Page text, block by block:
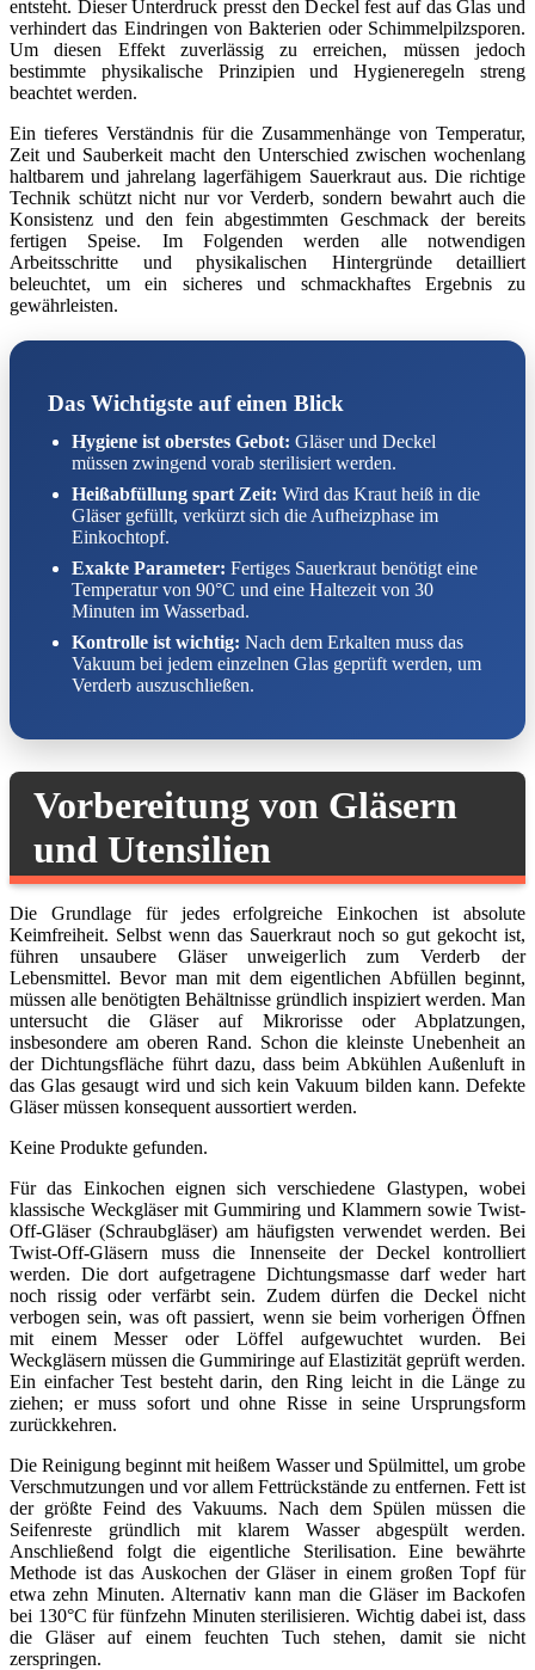
entsteht. Dieser Unterdruck presst den Deckel fest auf das Glas und
verhindert das Eindringen von Bakterien oder Schimmelpilzsporen.
Um diesen Effekt zuverlässig zu erreichen, müssen jedoch
bestimmte physikalische Prinzipien und Hygieneregeln streng
beachtet werden.
Ein tieferes Verständnis für die Zusammenhänge von Temperatur,
Zeit und Sauberkeit macht den Unterschied zwischen wochenlang
haltbarem und jahrelang lagerfähigem Sauerkraut aus. Die richtige
Technik schützt nicht nur vor Verderb, sondern bewahrt auch die
Konsistenz und den fein abgestimmten Geschmack der bereits
fertigen Speise. Im Folgenden werden alle notwendigen
Arbeitsschritte und physikalischen Hintergründe detailliert
beleuchtet, um ein sicheres und schmackhaftes Ergebnis zu
gewährleisten.
Das Wichtigste auf einen Blick
Hygiene ist oberstes Gebot: Gläser und Deckel
müssen zwingend vorab sterilisiert werden.
Heißabfüllung spart Zeit: Wird das Kraut heiß in die
Gläser gefüllt, verkürzt sich die Aufheizphase im
Einkochtopf.
Exakte Parameter: Fertiges Sauerkraut benötigt eine
Temperatur von 90°C und eine Haltezeit von 30
Minuten im Wasserbad.
Kontrolle ist wichtig: Nach dem Erkalten muss das
Vakuum bei jedem einzelnen Glas geprüft werden, um
Verderb auszuschließen.
Vorbereitung von Gläsern
und Utensilien
Die Grundlage für jedes erfolgreiche Einkochen ist absolute
Keimfreiheit. Selbst wenn das Sauerkraut noch so gut gekocht ist,
führen unsaubere Gläser unweigerlich zum Verderb der
Lebensmittel. Bevor man mit dem eigentlichen Abfüllen beginnt,
müssen alle benötigten Behältnisse gründlich inspiziert werden. Man
untersucht die Gläser auf Mikrorisse oder Abplatzungen,
insbesondere am oberen Rand. Schon die kleinste Unebenheit an
der Dichtungsfläche führt dazu, dass beim Abkühlen Außenluft in
das Glas gesaugt wird und sich kein Vakuum bilden kann. Defekte
Gläser müssen konsequent aussortiert werden.
Keine Produkte gefunden.
Für das Einkochen eignen sich verschiedene Glastypen, wobei
klassische Weckgläser mit Gummiring und Klammern sowie Twist-
Off-Gläser (Schraubgläser) am häufigsten verwendet werden. Bei
Twist-Off-Gläsern muss die Innenseite der Deckel kontrolliert
werden. Die dort aufgetragene Dichtungsmasse darf weder hart
noch rissig oder verfärbt sein. Zudem dürfen die Deckel nicht
verbogen sein, was oft passiert, wenn sie beim vorherigen Öffnen
mit einem Messer oder Löffel aufgewuchtet wurden. Bei
Weckgläsern müssen die Gummiringe auf Elastizität geprüft werden.
Ein einfacher Test besteht darin, den Ring leicht in die Länge zu
ziehen; er muss sofort und ohne Risse in seine Ursprungsform
zurückkehren.
Die Reinigung beginnt mit heißem Wasser und Spülmittel, um grobe
Verschmutzungen und vor allem Fettrückstände zu entfernen. Fett ist
der größte Feind des Vakuums. Nach dem Spülen müssen die
Seifenreste gründlich mit klarem Wasser abgespült werden.
Anschließend folgt die eigentliche Sterilisation. Eine bewährte
Methode ist das Auskochen der Gläser in einem großen Topf für
etwa zehn Minuten. Alternativ kann man die Gläser im Backofen
bei 130°C für fünfzehn Minuten sterilisieren. Wichtig dabei ist, dass
die Gläser auf einem feuchten Tuch stehen, damit sie nicht
zerspringen.